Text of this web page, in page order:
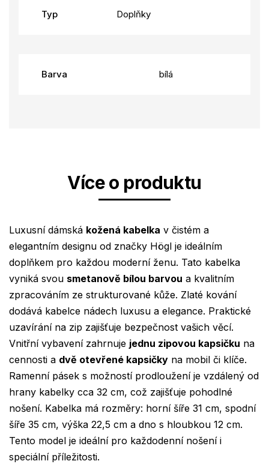
Typ Doplňky
Barva bílá
Více o produktu
Luxusní dámská kožená kabelka v čistém a
elegantním designu od značky Högl je ideálním
doplňkem pro každou moderní ženu. Tato kabelka
vyniká svou smetanově bílou barvou a kvalitním
zpracováním ze strukturované kůže. Zlaté kování
dodává kabelce nádech luxusu a elegance. Praktické
uzavírání na zip zajišťuje bezpečnost vašich věcí.
Vnitřní vybavení zahrnuje jednu zipovou kapsičku na
cennosti a dvě otevřené kapsičky na mobil či klíče.
Ramenní pásek s možností prodloužení je vzdálený od
hrany kabelky cca 32 cm, což zajišťuje pohodlné
nošení. Kabelka má rozměry: horní šíře 31 cm, spodní
šíře 35 cm, výška 22,5 cm a dno s hloubkou 12 cm.
Tento model je ideální pro každodenní nošení i
speciální příležitosti.